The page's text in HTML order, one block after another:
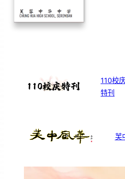
110校
特刊
芙